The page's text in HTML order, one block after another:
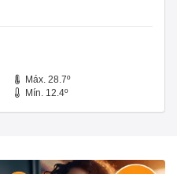
Máx. 28.7º
Mín. 12.4º